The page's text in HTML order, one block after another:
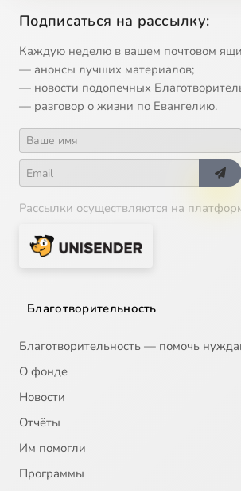
14 O пpooбpaзax Бoгopoдицы
15 O плoти
17 Книгa Иoвa, ч.1
18 Книгa Иoвa, ч.2
21
22
Подписаться на рассылку:
Каждую неделю в вашем почтовом
— анонсы лучших материалов;
— новости подопечных
— разговор о жизни по Евангелию.
Рассылки осуществляются на
Благотворительность
Благотворительность — помочь
О фонде
Новости
Отчёты
Им помогли
Программы